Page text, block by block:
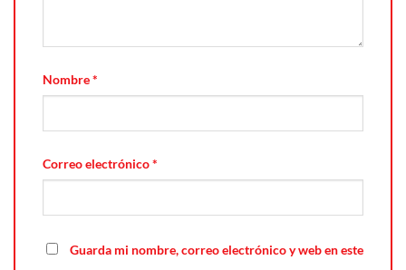
Nombre*
Correo electrónico*
Guarda mi nombre, correo electrónico y web en este